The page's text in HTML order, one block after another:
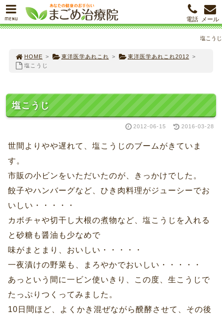
塩こうじ
HOME > 東洋医学あれこれ > 東洋医学あれこれ2012 >
塩こうじ
塩こうじ
2012-06-15 2016-03-28
世間よりやや遅れて、塩こうじのブームがきていま
す。
市販の小ビンをいただいたのが、きっかけでした。
餃子やハンバーグなど、ひき肉料理がジューシーでお
いしい・・・・・
カボチャや切干し大根の煮物など、塩こうじを入れる
と砂糖も醤油も少なめで
味がまとまり、おいしい・・・・・
一夜漬けの野菜も、まろやかでおいしい・・・・・
あっという間に一ビン使いきり、この度、生こうじで
たっぷりつくってみました。
10日間ほど、よくかき混ぜながら醗酵させて、その後
MENU メール
電話